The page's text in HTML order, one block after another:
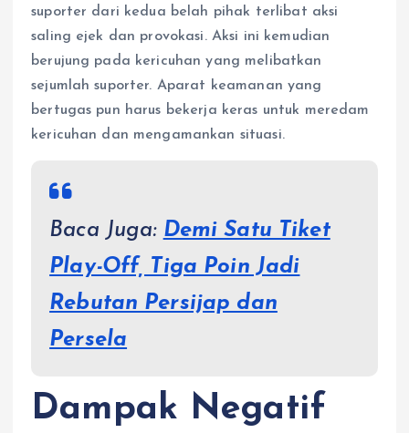
suporter dari kedua belah pihak terlibat aksi
saling ejek dan provokasi. Aksi ini kemudian
berujung pada kericuhan yang melibatkan
sejumlah suporter. Aparat keamanan yang
bertugas pun harus bekerja keras untuk meredam
kericuhan dan mengamankan situasi.
Baca Juga: Demi Satu Tiket
Play-Off, Tiga Poin Jadi
Rebutan Persijap dan
Persela
Dampak Negatif